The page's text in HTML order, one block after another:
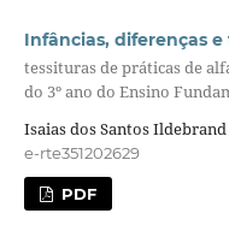
Infâncias, diferenças
tessituras de práticas de
do 3º ano do Ensino
Isaias dos Santos Ildebrand
e-rte351202629
PDF